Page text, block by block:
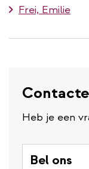
Frei, Emilie
Heb je een
Bel ons